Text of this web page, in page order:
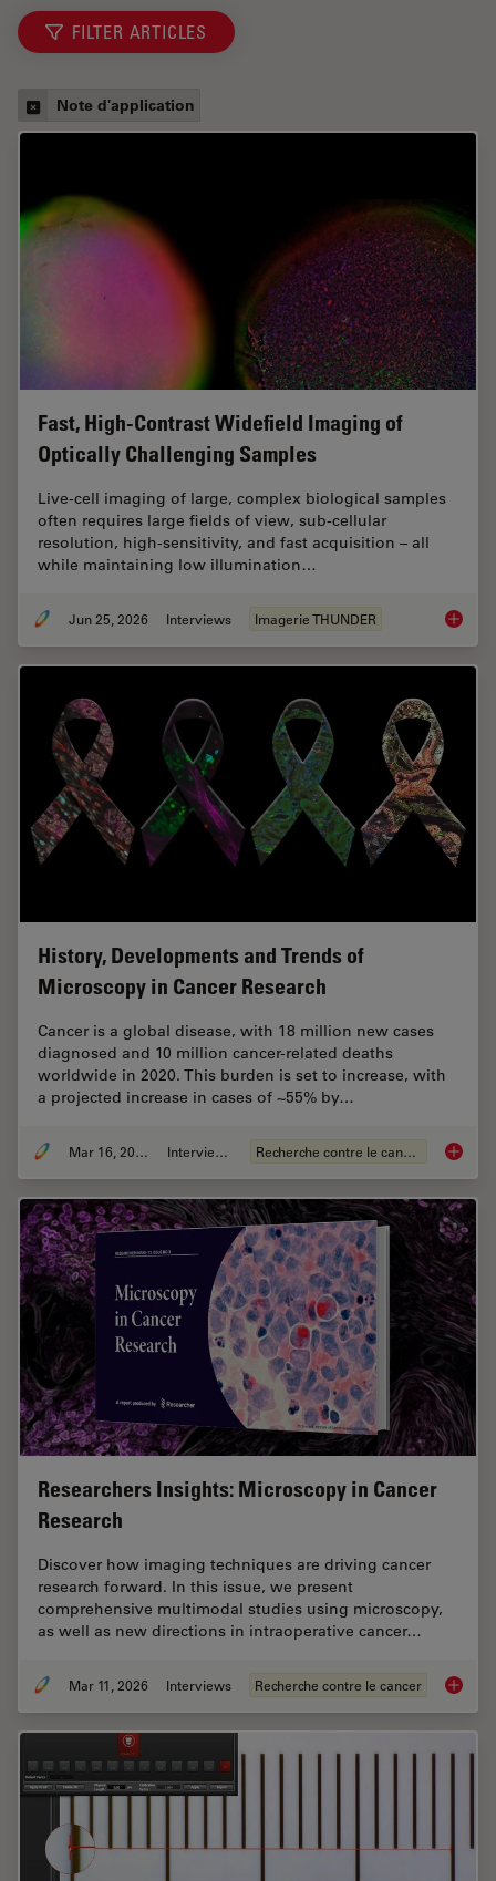
FILTER ARTICLES
Note d'application
Fast, High-Contrast Widefield Imaging of
Optically Challenging Samples
Live‑cell imaging of large, complex biological samples
often requires large fields of view, sub-cellular
resolution, high-sensitivity, and fast acquisition – all
while maintaining low illumination…
Jun 25, 2026 Interviews Imagerie THUNDER Fast,
History, Developments and Trends of
Microscopy in Cancer Research
Cancer is a global disease, with 18 million new cases
diagnosed and 10 million cancer-related deaths
worldwide in 2020. This burden is set to increase, with
a projected increase in cases of ~55% by…
Mar 16, 2026 Interviews Recherche contre le cancer
Researchers Insights: Microscopy in Cancer
Research
Discover how imaging techniques are driving cancer
research forward. In this issue, we present
comprehensive multimodal studies using microscopy,
as well as new directions in intraoperative cancer…
Mar 11, 2026 Interviews Recherche contre le cancer